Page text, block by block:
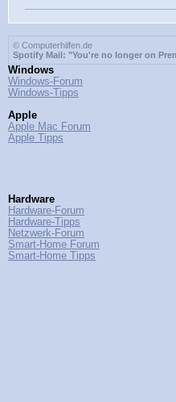
© Computerhilfen.de
Spotify Mail: "You're no longer on
Windows
Windows-Forum
Windows-Tipps
Apple
Apple Mac Forum
Apple Tipps
Hardware
Hardware-Forum
Hardware-Tipps
Netzwerk-Forum
Smart-Home Forum
Smart-Home Tipps